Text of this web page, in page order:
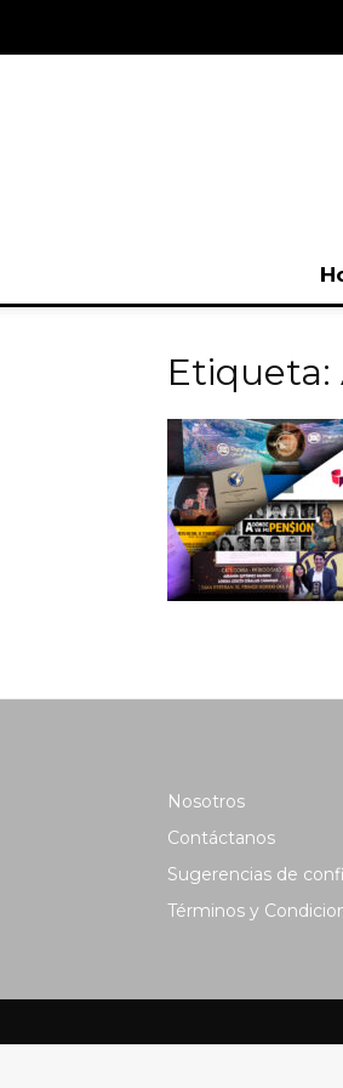
Etiqueta:
Nosotros
Contáctanos
Sugerencias de
Términos y